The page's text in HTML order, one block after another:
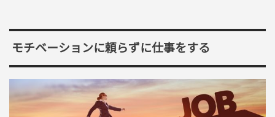
モチベーションに頼らずに仕事をする